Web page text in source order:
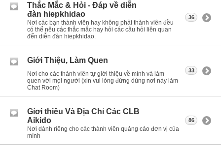
Thắc Mắc & Hỏi - Đáp về diễn
đàn hiepkhidao
Nơi các bạn thành viên hay không phải thành viên đều
có thể nêu các thắc mắc hay hỏi các câu hỏi liên quan
đến diễn đàn hiepkhidao.
36
Giới Thiệu, Làm Quen
Nơi cho các thành viên tự giới thiệu về mình và làm
quen với mọi người (xin vui lòng đừng dùng nơi này làm
Chat Room)
33
Gíơi thiêu Và Địa Chỉ Các CLB
Aikido
Nơi dành riêng cho các thành viên quảng cáo đơn vị của
mình
86